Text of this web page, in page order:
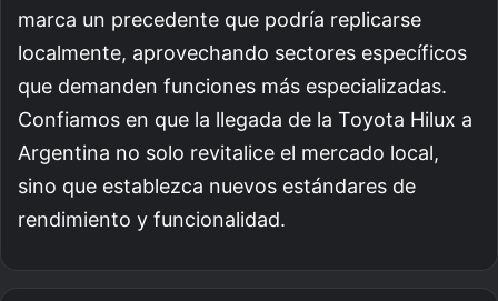
marca un precedente que podría replicarse
localmente, aprovechando sectores específicos
que demanden funciones más especializadas.
Confiamos en que la llegada de la Toyota Hilux a
Argentina no solo revitalice el mercado local,
sino que establezca nuevos estándares de
rendimiento y funcionalidad.